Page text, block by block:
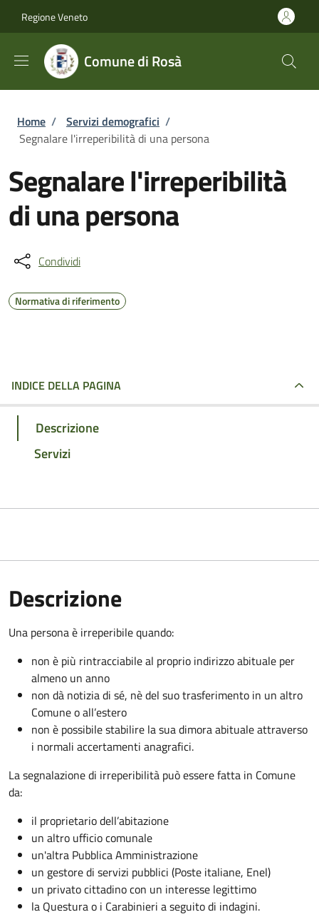
Regione Veneto
Comune di Rosà
Briciole di pane
Home / Servizi demografici /
Segnalare l'irreperibilità di una persona
Segnalare l'irreperibilità
di una persona
Condividi
Normativa di riferimento
INDICE DELLA PAGINA
Descrizione
Servizi
Descrizione
Una persona è irreperibile quando:
non è più rintracciabile al proprio indirizzo abituale per
almeno un anno
non dà notizia di sé, nè del suo trasferimento in un altro
Comune o all’estero
non è possibile stabilire la sua dimora abituale attraverso
i normali accertamenti anagrafici.
La segnalazione di irreperibilità può essere fatta in Comune
da:
il proprietario dell’abitazione
un altro ufficio comunale
un'altra Pubblica Amministrazione
un gestore di servizi pubblici (Poste italiane, Enel)
un privato cittadino con un interesse legittimo
la Questura o i Carabinieri a seguito di indagini.